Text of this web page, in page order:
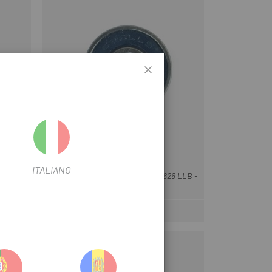
RODAMIENTO ENDURO ABEC 3 626 LLB -
ITALIANO